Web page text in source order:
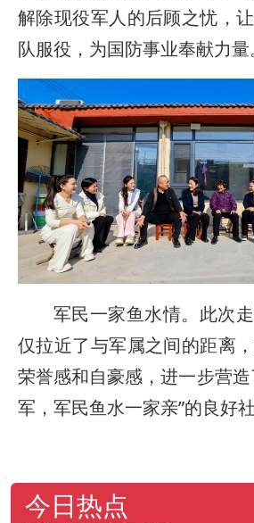
解除现役军人的后顾之忧，
队服役，为国防事业奉献力量
军民一家鱼水情。此次
仅拉近了与军属之间的距离
荣誉感和自豪感，进一步营
军，军民鱼水一家亲”的良好社
今日热点